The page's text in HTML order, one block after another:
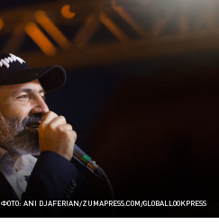
ФОТО: ANI DJAFERIAN/ZUMAPRESS.COM/GLOBALLOOKPRESS